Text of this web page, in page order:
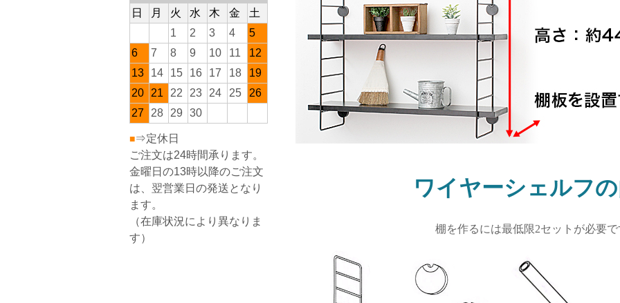
日
月 火 水 木 金
土
1
2 3 4
5
6
7 8 9 10 11
12
13
14 15 16 17 18
19
20
21 22 23 24 25
26
27
28 29 30
■⇒定休日
ご注文は24時間承ります。
金曜日の13時以降のご注文
は、翌営業日の発送となり
ます。
（在庫状況により異なりま
す）
ワイヤーシェルフ
棚を作るには最低限2セットが必要